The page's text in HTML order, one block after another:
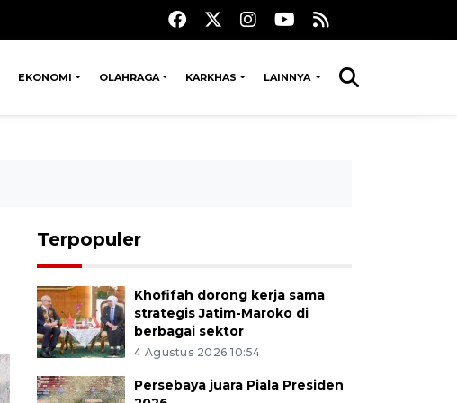
EKONOMI OLAHRAGA KARKHAS LAINNYA
Terpopuler
Khofifah dorong kerja sama
strategis Jatim-Maroko di
berbagai sektor
4 Agustus 2026 10:54
Persebaya juara Piala Presiden